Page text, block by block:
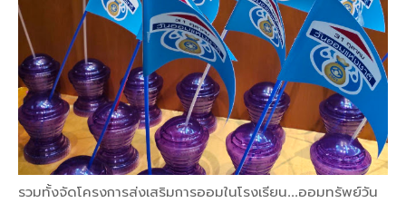
รวมทั้งจัดโครงการส่งเสริมการออมในโรงเรียน...ออมทรัพย์วัน